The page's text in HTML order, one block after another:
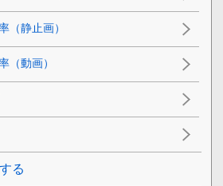
（静止画）
（動画）
る